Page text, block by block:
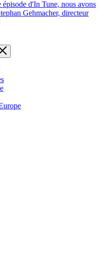
d'In Tune, nous avons
Gehmacher, directeur